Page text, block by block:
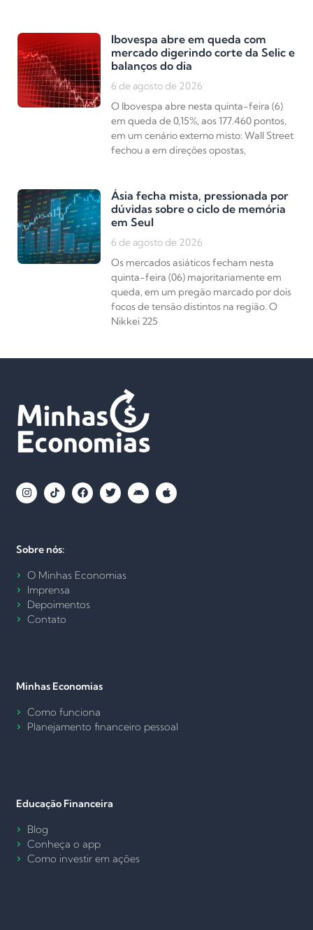
Ibovespa abre em queda com
mercado digerindo corte da Selic e
balanços do dia
6 de agosto de 2026
O Ibovespa abre nesta quinta-feira (6)
em queda de 0,15%, aos 177.460 pontos,
em um cenário externo misto: Wall Street
fechou a em direções opostas,
Ásia fecha mista, pressionada por
dúvidas sobre o ciclo de memória
em Seul
6 de agosto de 2026
Os mercados asiáticos fecham nesta
quinta-feira (06) majoritariamente em
queda, em um pregão marcado por dois
focos de tensão distintos na região. O
Nikkei 225
Sobre nós:
O Minhas Economias
Imprensa
Depoimentos
Contato
Minhas Economias
Como funciona
Planejamento financeiro pessoal
Educação Financeira
Blog
Conheça o app
Como investir em ações